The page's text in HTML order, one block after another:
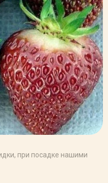
при посадке нашими